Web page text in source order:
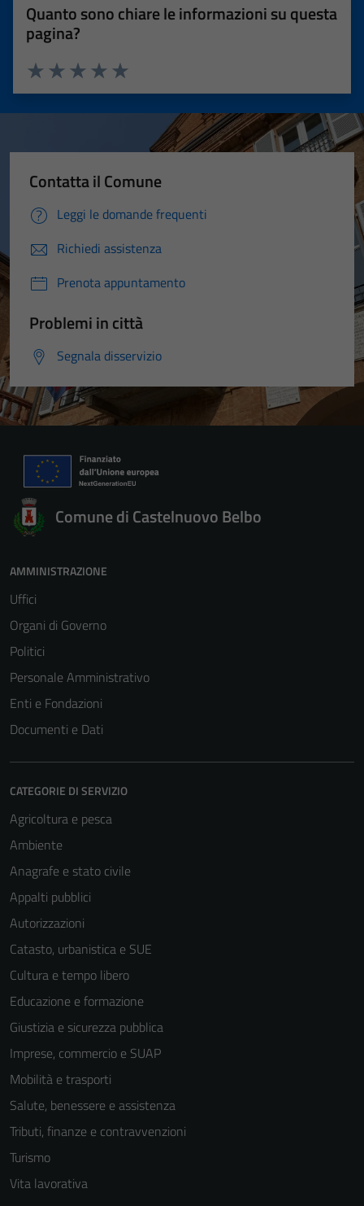
Quanto sono chiare le informazioni su questa
pagina?
Valuta 5 stelle su 5
Valuta 4 stelle su 5
Valuta 3 stelle su 5
Valuta 2 stelle su 5
Valuta 1 stelle su 5
Contatta il Comune
Leggi le domande frequenti
Richiedi assistenza
Prenota appuntamento
Problemi in città
Segnala disservizio
Comune di Castelnuovo Belbo
AMMINISTRAZIONE
Uffici
Organi di Governo
Politici
Personale Amministrativo
Enti e Fondazioni
Documenti e Dati
CATEGORIE DI SERVIZIO
Agricoltura e pesca
Ambiente
Anagrafe e stato civile
Appalti pubblici
Autorizzazioni
Catasto, urbanistica e SUE
Cultura e tempo libero
Educazione e formazione
Giustizia e sicurezza pubblica
Imprese, commercio e SUAP
Mobilità e trasporti
Salute, benessere e assistenza
Tributi, finanze e contravvenzioni
Turismo
Vita lavorativa